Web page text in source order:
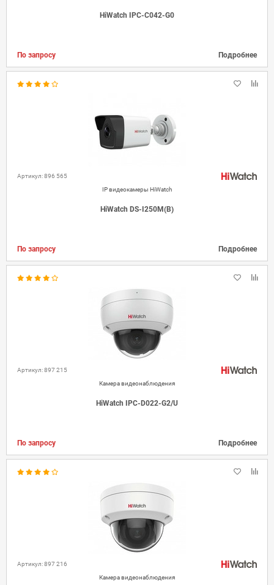
HiWatch IPC-C042-G0
По запросу Подробнее
Артикул: 896 565
IP видеокамеры HiWatch
HiWatch DS-I250M(B)
По запросу Подробнее
Артикул: 897 215
Камера видеонаблюдения
HiWatch IPC-D022-G2/U
По запросу Подробнее
Артикул: 897 216
Камера видеонаблюдения